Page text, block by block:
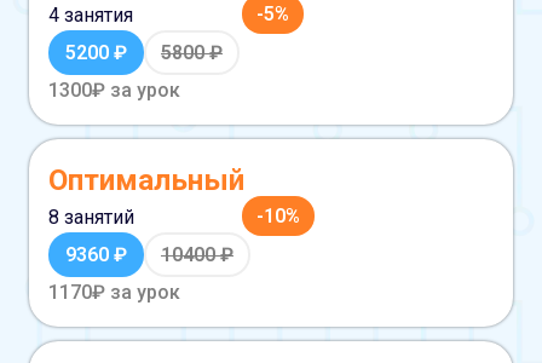
4 занятия
5200 ₽ 5800₽
-5%
1300₽ за урок
Оптимальный
8 занятий
9360 ₽ 10400₽
-10%
1170₽ за урок